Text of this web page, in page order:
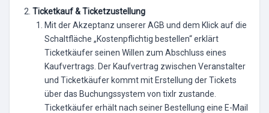
Ticketkauf & Ticketzustellung
Mit der Akzeptanz unserer AGB und dem Klick auf die
Schaltfläche „Kostenpflichtig bestellen“ erklärt
Ticketkäufer seinen Willen zum Abschluss eines
Kaufvertrags. Der Kaufvertrag zwischen Veranstalter
und Ticketkäufer kommt mit Erstellung der Tickets
über das Buchungssystem von tixlr zustande.
Ticketkäufer erhält nach seiner Bestellung eine E-Mail